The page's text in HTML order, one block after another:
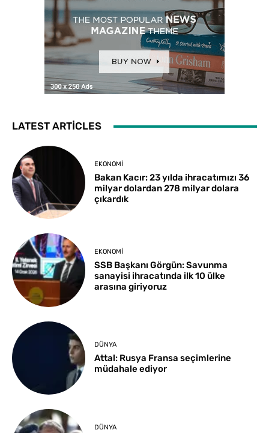
LATEST ARTICLES
EKONOMI
Bakan Kacır: 23 yılda ihracatımızı 36
milyar dolardan 278 milyar dolara
çıkardık
EKONOMI
SSB Başkanı Görgün: Savunma
sanayisi ihracatında ilk 10 ülke
arasına giriyoruz
DÜNYA
Attal: Rusya Fransa seçimlerine
müdahale ediyor
DÜNYA